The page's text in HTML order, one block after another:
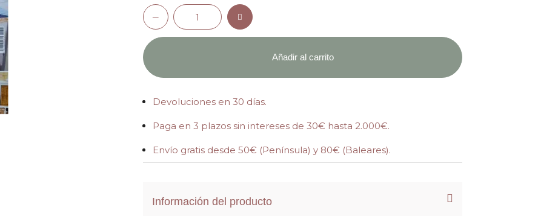
Añadir al carrito
Devoluciones en 30 días.
Paga en 3 plazos sin intereses de 30€ hasta 2.000€.
Envío gratis desde 50€ (Península) y 80€ (Baleares).
Información del producto